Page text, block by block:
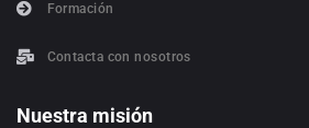
Formación
Contacta con nosotros
Nuestra misión